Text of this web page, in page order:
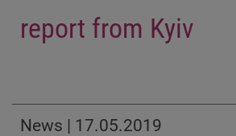
report from Kyiv
News | 17.05.2019